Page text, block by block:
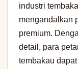
industri
mengandalkan
premium.
detail, para
tembakau